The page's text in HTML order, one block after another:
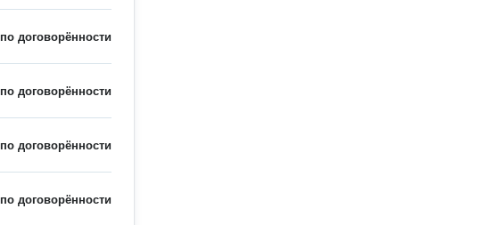
по договорённости
по договорённости
по договорённости
по договорённости